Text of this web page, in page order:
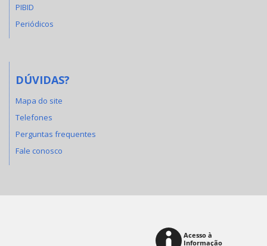
PIBID
Periódicos
DÚVIDAS?
Mapa do site
Telefones
Perguntas frequentes
Fale conosco